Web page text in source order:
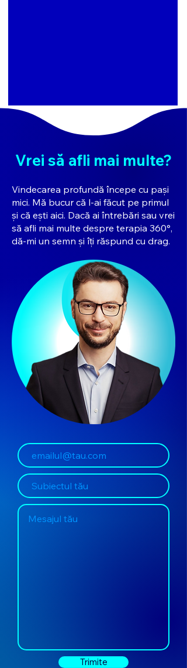
Vrei să afli mai multe?
Vindecarea profundă începe cu pași
mici. Mă bucur că l-ai făcut pe primul
și că ești aici. Dacă ai întrebări sau vrei
să afli mai multe despre terapia 360°,
dă-mi un semn și îți răspund cu drag.
Trimite